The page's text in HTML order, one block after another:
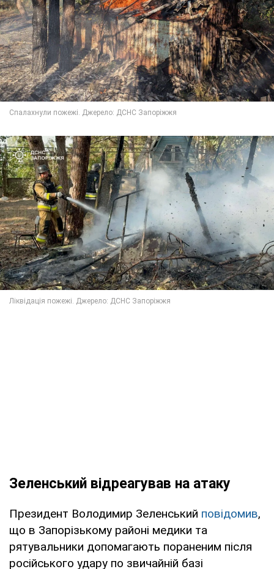
Зеленський відреагував на атаку
Президент Володимир Зеленський повідомив,
що в Запорізькому районі медики та
рятувальники допомагають пораненим після
російського удару по звичайній базі